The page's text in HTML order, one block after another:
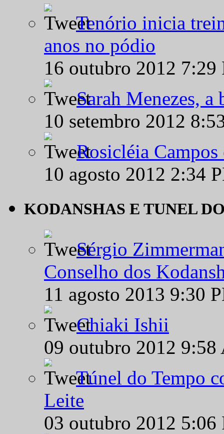
Tenório inicia
anos no pódio
16 outubro 2012
Sarah Menezes,
10 setembro 2012
Rosicléia
10 agosto 2012 2:34
KODANSHAS E TUNEL
Sérgio
Conselho dos
11 agosto 2013 9:30
Chiaki Ishii
09 outubro 2012
Túnel do Tempo
Leite
03 outubro 2012